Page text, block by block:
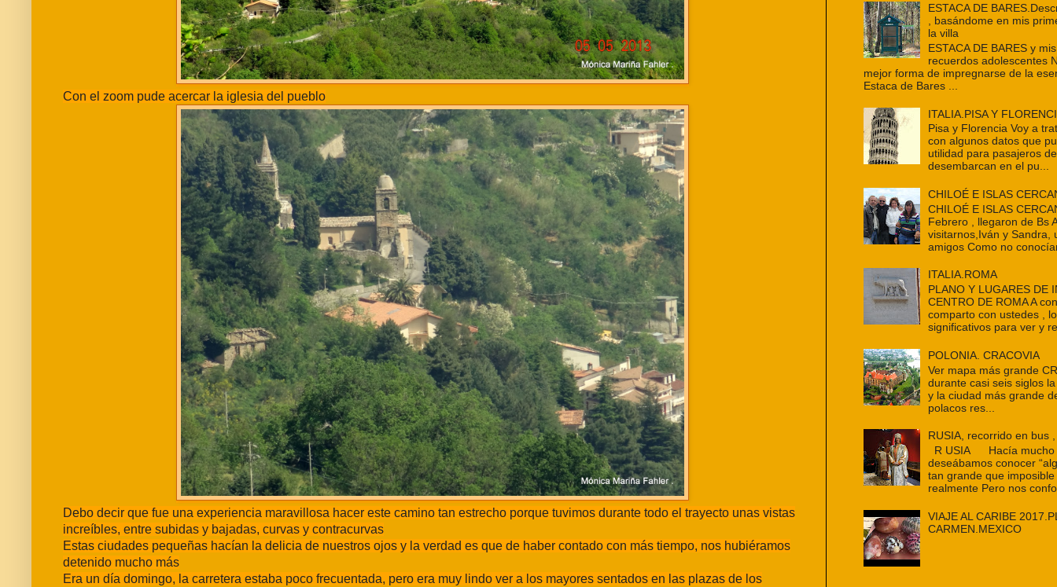
Con el zoom pude acercar la iglesia del pueblo
Debo decir que fue una experiencia maravillosa hacer este camino tan estrecho porque tuvimos durante todo el trayecto unas vistas
increíbles, entre subidas y bajadas, curvas y contracurvas
Estas ciudades pequeñas hacían la delicia de nuestros ojos y la verdad es que de haber contado con más tiempo, nos hubiéramos
detenido mucho más
Era un día domingo, la carretera estaba poco frecuentada, pero era muy lindo ver a los mayores sentados en las plazas de los
ESTACA DE
, basándome en mis
la villa
ESTACA DE BARES y
recuerdos adolescentes
mejor forma de impregnarse de la
Estaca de Bares ...
ITALIA.PISA Y
Pisa y Florencia Voy a
con algunos datos que
utilidad para pasajeros
desembarcan en el pu...
CHILOÉ E ISLAS
CHILOÉ E ISLAS
Febrero , llegaron de Bs
visitarnos,Iván y Sandra,
amigos Como no
ITALIA.ROMA
PLANO Y LUGARES DE
CENTRO DE ROMA A
comparto con ustedes ,
significativos para ver y
POLONIA. CRACOVIA
Ver mapa más grande
durante casi seis siglos
y la ciudad más grande
polacos res...
RUSIA, recorrido en bus
R USIA Hacía mucho
deseábamos conocer
tan grande que
realmente Pero nos
VIAJE AL CARIBE
CARMEN.MEXICO